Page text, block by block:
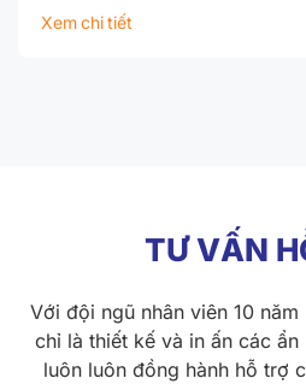
Xem chi tiết
TƯ VẤN
Với đội ngũ nhân viên 10
chỉ là thiết kế và in ấn các
luôn luôn đồng hành hỗ trợ